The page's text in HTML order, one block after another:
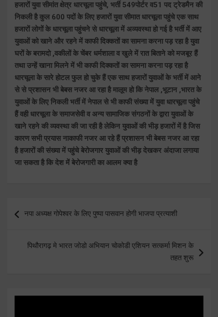
हजारों युवा सीमांत क्षेत्र धारचूला पहुंचे, भर्ती 549पोर्टर व51 पद ट्रेडमैन की
निकली है कुल 600 पदों के लिए हजारों युवा सीमात धारचूला पहुंचे एक साथ
हजारों लोगों के धारचूला पहुंचने से धारचूला में अव्यवस्था हो गई है भर्ती में आए
युवाओं को खाने और रहने में काफी दिक्कतों का सामना करना पड़ रहा है युवा
घरों के बरामदो ,वकीलों के चेंबर धर्मशाला व खुले में रात बिताने को मजबूर हैं
तथा उन्हें खाना मिलने में भी काफी दिक्कतों का सामना करना पड़ रहा है
धारचूला के सारे होटल फुल हो चुके हैं एक साथ हजारों युवाओं के भर्ती में आने
से से प्रशासन भी बेबस नजर आ रहा है मालूम हो कि नेपाल ,भूटान ,भारत के
युवाओं के लिए निकली भर्ती में नेपाल से भी काफी संख्या में युवा धारचूला पहुंचे
हैं वही धारचूला के समाजसेवी व अन्य सामाजिक संगठनों के द्वारा युवाओं के
खाने रहने की व्यवस्था की जा रही है लेकिन युवाओं की भीड़ हजारों में है जिस
कारण सभी प्रयास नाकाफी नजर आ रहे हैं प्रशासन भी बेबस नजर आ रहा
है हजारों की संख्या में पहुंचे बेरोजगार युवाओं की भीड़ देखकर अंदाजा लगाया
जा सकता है कि देश में बेरोजगारी का आलम क्या है
navigation
नपा अध्यक्ष गोपेश्वर के लिए पुष्पा पासवान होगी भाजपा प्रत्याशी
पिथौरागढ़ मे भारत जोडो अभियान चोकोडी एशियन सत्कर्मा मिशन के
तहत शुरू